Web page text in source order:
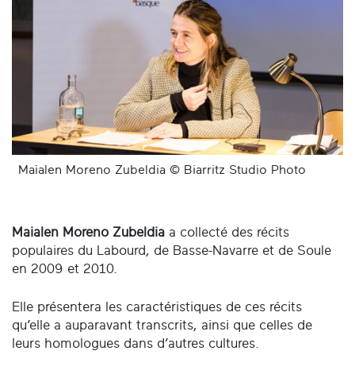
Maialen Moreno Zubeldia © Biarritz Studio Photo
Maialen Moreno Zubeldia a collecté des récits
populaires du Labourd, de Basse-Navarre et de Soule
en 2009 et 2010.
Elle présentera les caractéristiques de ces récits
qu’elle a auparavant transcrits, ainsi que celles de
leurs homologues dans d’autres cultures.